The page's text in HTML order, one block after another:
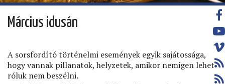
Március idusán
A sorsfordító történelmi események egyik sajátossága,
hogy vannak pillanatok, helyzetek, amikor nemigen lehet
róluk nem beszélni.